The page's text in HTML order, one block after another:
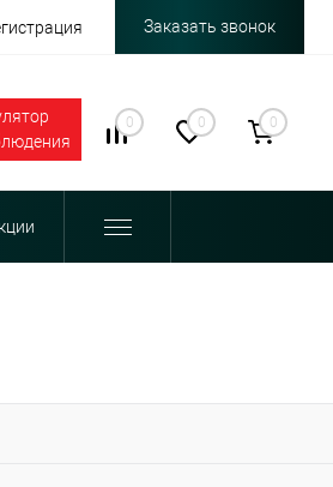
Заказать звонок
0 0 0